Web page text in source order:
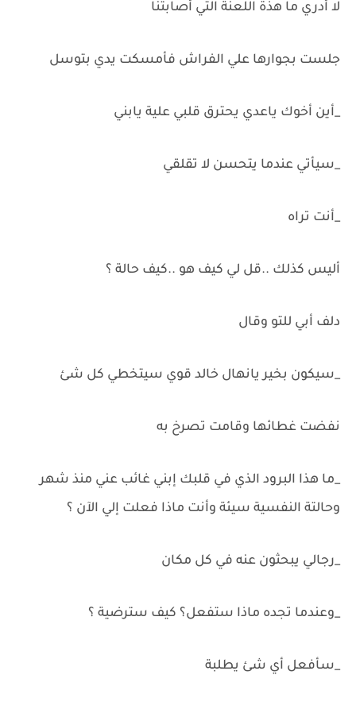
لا أدري ما هذة اللعنة التي أصابتنا
جلست بجوارها علي الفراش فأمسكت يدي بتوسل
_أين أخوك ياعدي يحترق قلبي علية يابني
_سيأتي عندما يتحسن لا تقلقي
_أنت تراه
أليس كذلك ..قل لي كيف هو ..كيف حالة ؟
دلف أبي للتو وقال
_سيكون بخير يانهال خالد قوي سيتخطي كل شئ
نفضت غطائها وقامت تصرخ به
_ما هذا البرود الذي في قلبك إبني غائب عني منذ شهر
وحالتة النفسية سيئة وأنت ماذا فعلت إلي الآن ؟
_رجالي يبحثون عنه في كل مكان
_وعندما تجده ماذا ستفعل؟ كيف سترضية ؟
_سأفعل أي شئ يطلبة